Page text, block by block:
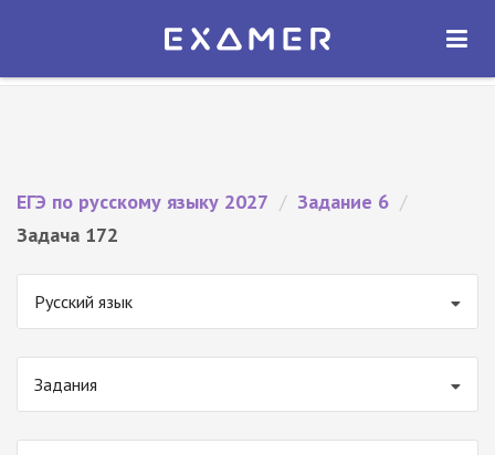
Экзамер — ЕГЭ 2027
ОТКРЫТЬ
ЕГЭ по русскому языку 2027 / Задание 6 /
Задача 172
Русский язык
Задания